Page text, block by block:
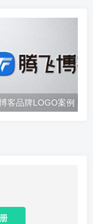
客品牌LOGO案例